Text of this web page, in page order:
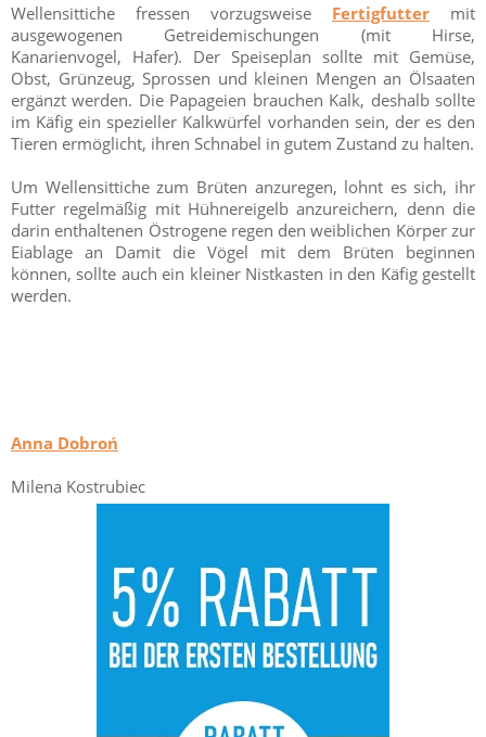
Wellensittiche fressen vorzugsweise Fertigfutter mit
ausgewogenen Getreidemischungen (mit Hirse,
Kanarienvogel, Hafer). Der Speiseplan sollte mit Gemüse,
Obst, Grünzeug, Sprossen und kleinen Mengen an Ölsaaten
ergänzt werden. Die Papageien brauchen Kalk, deshalb sollte
im Käfig ein spezieller Kalkwürfel vorhanden sein, der es den
Tieren ermöglicht, ihren Schnabel in gutem Zustand zu halten.
Um Wellensittiche zum Brüten anzuregen, lohnt es sich, ihr
Futter regelmäßig mit Hühnereigelb anzureichern, denn die
darin enthaltenen Östrogene regen den weiblichen Körper zur
Eiablage an Damit die Vögel mit dem Brüten beginnen
können, sollte auch ein kleiner Nistkasten in den Käfig gestellt
werden.
Anna Dobroń
Milena Kostrubiec